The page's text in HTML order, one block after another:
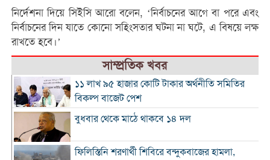
নির্দেশনা দিয়ে সিইসি আরো বলেন, ‘নির্বাচনের আগে বা পরে এবং
নির্বাচনের দিন যাতে কোনো সহিংসতার ঘটনা না ঘটে, এ বিষয়ে লক্ষ
রাখতে হবে।’
সাম্প্রতিক খবর
১১ লাখ ৯৫ হাজার কোটি টাকার অর্থনীতি সমিতির
বিকল্প বাজেট পেশ
বুধবার থেকে মাঠে থাকবে ১৪ দল
ফিলিস্তিনি শরণার্থী শিবিরে বন্দুকবাজের হামলা,